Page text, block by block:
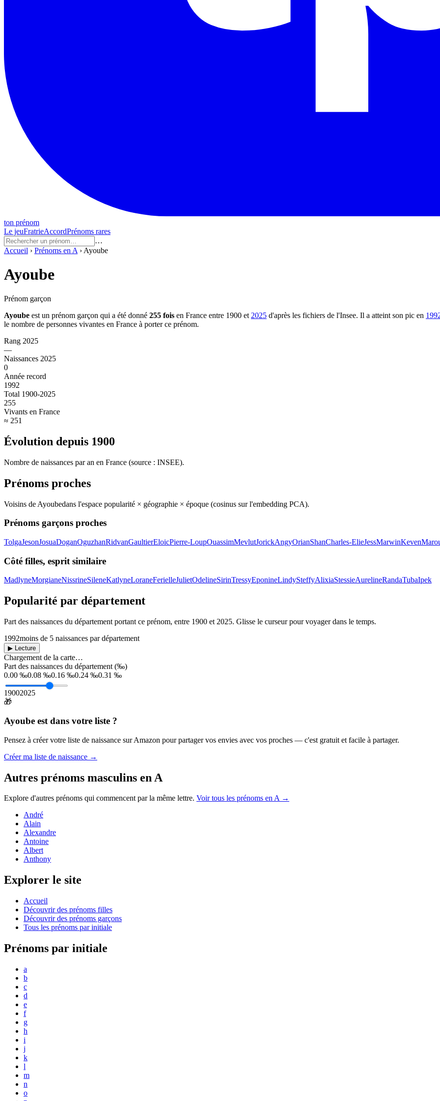
ton prénom
Le jeuFratrieAccordPrénoms rares
…
Accueil › Prénoms en A › Ayoube
Ayoube
Prénom garçon
Ayoube est un prénom garçon qui a été donné 255 fois en France entre 1900 et 2025 d'après les fichiers de l'Insee. Il a atteint son pic en
le nombre de personnes vivantes en France à porter ce prénom.
Rang 2025
—
Naissances 2025
0
Année record
1992
Total 1900-2025
255
Vivants en France
≈ 251
Évolution depuis 1900
Nombre de naissances par an en France (source : INSEE).
Prénoms proches
Voisins de Ayoubedans l'espace popularité × géographie × époque (cosinus sur l'embedding PCA).
Prénoms garçons proches
TolgaJesonJosuaDoganOguzhanRidvanGaultierEloicPierre-LoupOuassimMevlutJorickAngyOrianShanCharles-ElieJessMarwinKeven
Côté filles, esprit similaire
MadlyneMorgianeNissrineSileneKatlyneLoraneFerielleJulietOdelineSirinTressyEponineLindySteffyAlixiaStessieAurelineRandaTubaIpek
Popularité par département
Part des naissances du département portant ce prénom, entre 1900 et 2025. Glisse le curseur pour voyager dans le temps.
1992moins de 5 naissances par département
▶ Lecture
Chargement de la carte…
Part des naissances du département (‰)
0.00 ‰0.08 ‰0.16 ‰0.24 ‰0.31 ‰
19002025
🎁
Ayoube est dans votre liste ?
Pensez à créer votre liste de naissance sur Amazon pour partager vos envies avec vos proches — c'est gratuit et facile à partager.
Créer ma liste de naissance →
Autres prénoms masculins en A
Explore d'autres prénoms qui commencent par la même lettre. Voir tous les prénoms enA→
André
Alain
Alexandre
Antoine
Albert
Anthony
Explorer le site
Accueil
Découvrir des prénoms filles
Découvrir des prénoms garçons
Tous les prénoms par initiale
Prénoms par initiale
a
b
c
d
e
f
g
h
i
j
k
l
m
n
o